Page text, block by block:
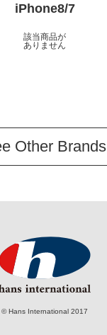
iPhone8/7
該当商品が
ありません
Other Brands
© Hans International 2017